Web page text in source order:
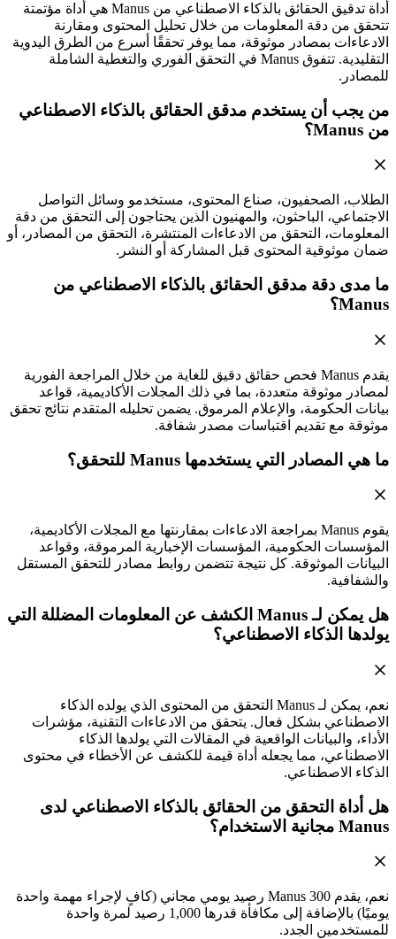
أداة تدقيق الحقائق بالذكاء الاصطناعي من Manus هي أداة مؤتمتة
تتحقق من دقة المعلومات من خلال تحليل المحتوى ومقارنة
الادعاءات بمصادر موثوقة، مما يوفر تحققًا أسرع من الطرق اليدوية
التقليدية. تتفوق Manus في التحقق الفوري والتغطية الشاملة
للمصادر.
من يجب أن يستخدم مدقق الحقائق بالذكاء الاصطناعي
من Manus؟
الطلاب، الصحفيون، صناع المحتوى، مستخدمو وسائل التواصل
الاجتماعي، الباحثون، والمهنيون الذين يحتاجون إلى التحقق من دقة
المعلومات، التحقق من الادعاءات المنتشرة، التحقق من المصادر، أو
ضمان موثوقية المحتوى قبل المشاركة أو النشر.
ما مدى دقة مدقق الحقائق بالذكاء الاصطناعي من
Manus؟
يقدم Manus فحص حقائق دقيق للغاية من خلال المراجعة الفورية
لمصادر موثوقة متعددة، بما في ذلك المجلات الأكاديمية، قواعد
بيانات الحكومة، والإعلام المرموق. يضمن تحليله المتقدم نتائج تحقق
موثوقة مع تقديم اقتباسات مصدر شفافة.
ما هي المصادر التي يستخدمها Manus للتحقق؟
يقوم Manus بمراجعة الادعاءات بمقارنتها مع المجلات الأكاديمية،
المؤسسات الحكومية، المؤسسات الإخبارية المرموقة، وقواعد
البيانات الموثوقة. كل نتيجة تتضمن روابط مصادر للتحقق المستقل
والشفافية.
هل يمكن لـ Manus الكشف عن المعلومات المضللة التي
يولدها الذكاء الاصطناعي؟
نعم، يمكن لـ Manus التحقق من المحتوى الذي يولده الذكاء
الاصطناعي بشكل فعال. يتحقق من الادعاءات التقنية، مؤشرات
الأداء، والبيانات الواقعية في المقالات التي يولدها الذكاء
الاصطناعي، مما يجعله أداة قيمة للكشف عن الأخطاء في محتوى
الذكاء الاصطناعي.
هل أداة التحقق من الحقائق بالذكاء الاصطناعي لدى
Manus مجانية الاستخدام؟
نعم، يقدم Manus 300 رصيد يومي مجاني (كافٍ لإجراء مهمة واحدة
يوميًا) بالإضافة إلى مكافأة قدرها 1,000 رصيد لمرة واحدة
للمستخدمين الجدد.